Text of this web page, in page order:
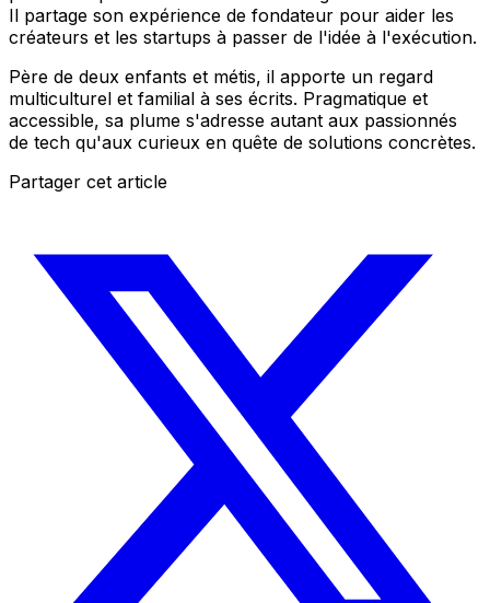
Il partage son expérience de fondateur pour aider les
créateurs et les startups à passer de l'idée à l'exécution.
Père de deux enfants et métis, il apporte un regard
multiculturel et familial à ses écrits. Pragmatique et
accessible, sa plume s'adresse autant aux passionnés
de tech qu'aux curieux en quête de solutions concrètes.
Partager cet article